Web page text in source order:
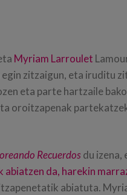
Myriam Larroulet
zitzaigun, eta iruditu
eta parte hartzaile
oroitzapenak
Recuerdosdu izena,
da, harekin
abiatuta.